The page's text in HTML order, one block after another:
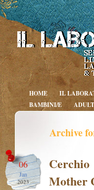
HOME IL
BAMBINI/E
Archive
06
Jan
2023
Mother